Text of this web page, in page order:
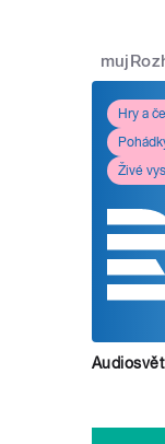
Hry a
Živé